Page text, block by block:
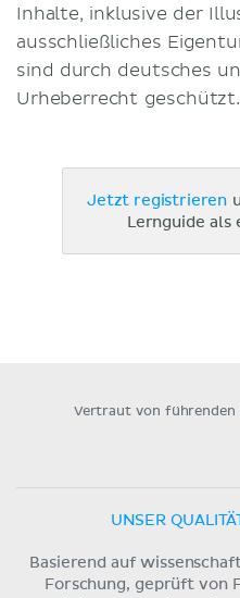
Inhalte, inklusive der
ausschließliches
sind durch deutsches
Urheberrecht
Jetzt registrieren
Lernguide als
Vertraut von führenden
UNSER
Basierend auf
Forschung, geprüft von